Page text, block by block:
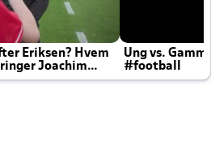
Eriksen? Hvem
Joachim
Ung vs.
#football